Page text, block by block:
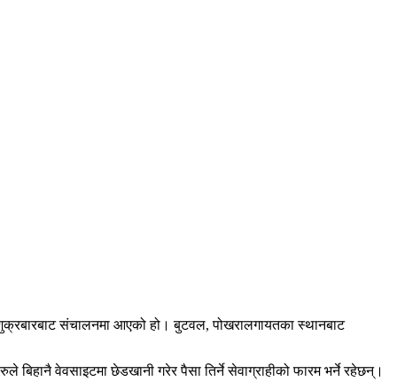
संचालनमा आएको हो। बुटवल, पोखरालगायतका स्थानबाट
बिहानै वेवसाइटमा छेडखानी गरेर पैसा तिर्ने सेवाग्राहीको फारम भर्ने रहेछन्।